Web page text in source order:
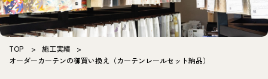
TOP > 施工実績
>
オーダーカーテンの御買い換え（カーテンレールセット納品）